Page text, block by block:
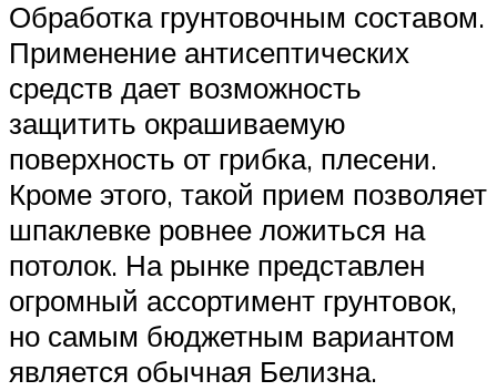
Обработка грунтовочным составом.
Применение антисептических
средств дает возможность
защитить окрашиваемую
поверхность от грибка, плесени.
Кроме этого, такой прием позволяет
шпаклевке ровнее ложиться на
потолок. На рынке представлен
огромный ассортимент грунтовок,
но самым бюджетным вариантом
является обычная Белизна.